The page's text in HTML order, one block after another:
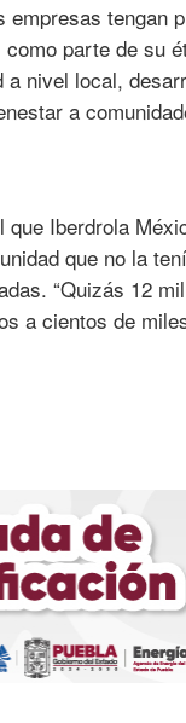
empresas tengan
parte de su
a nivel local,
a
que Iberdrola
que no la
“Quizás 12
a cientos de